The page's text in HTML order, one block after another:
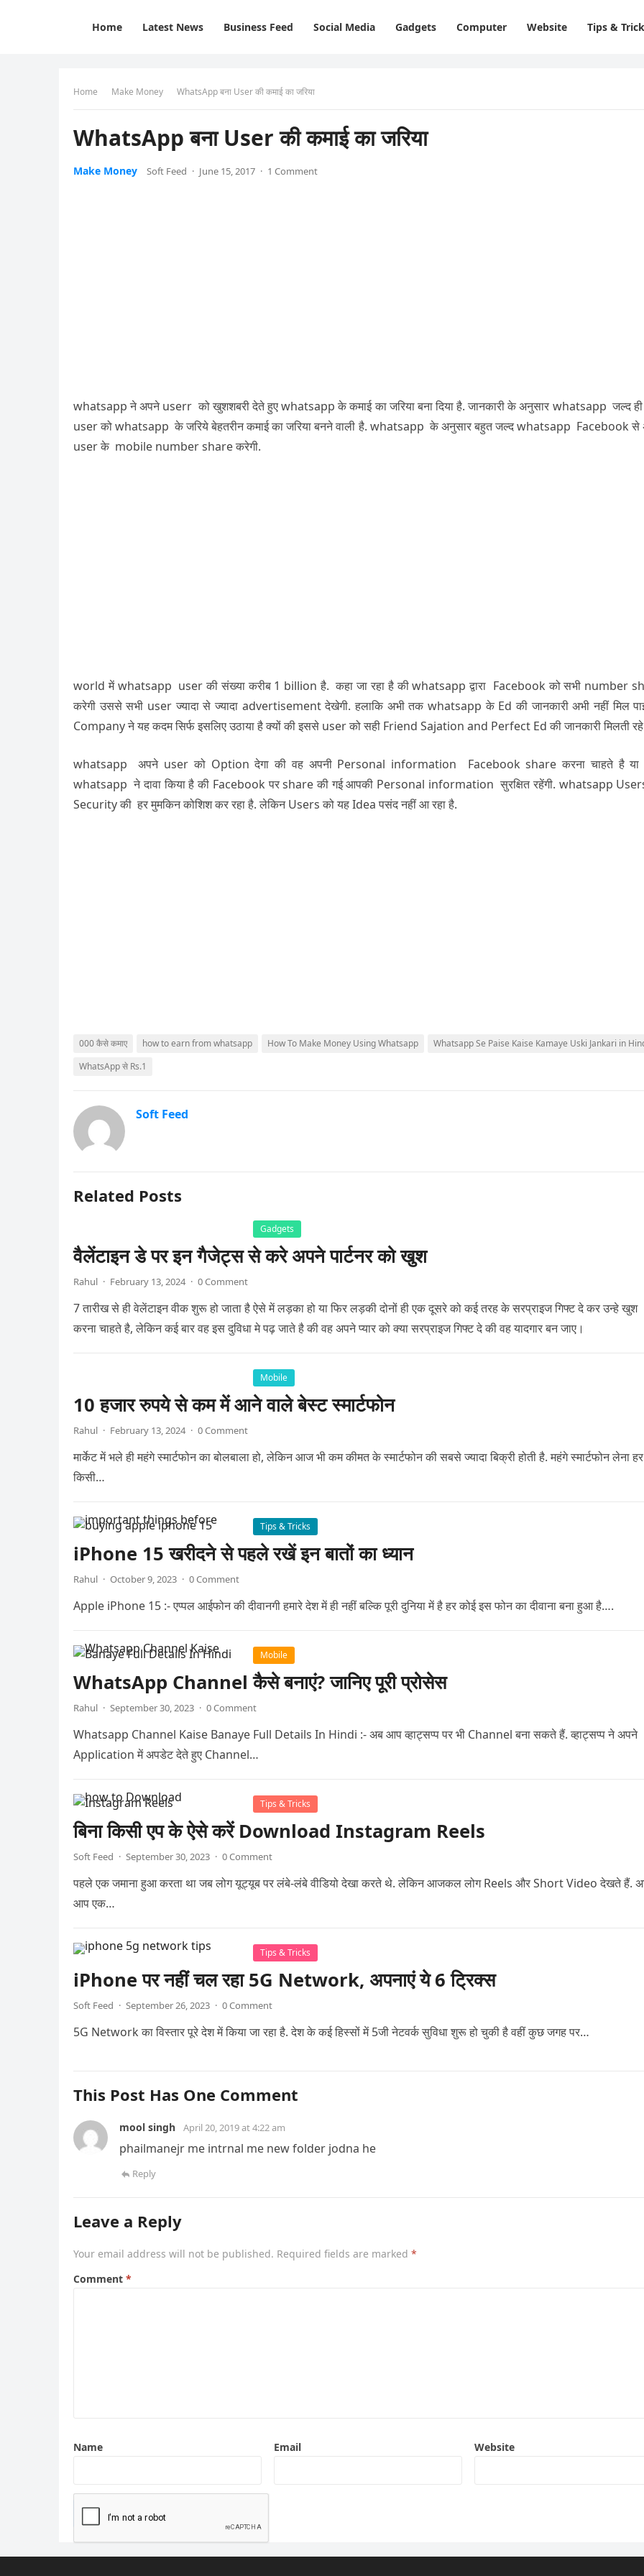
Home Latest News Business Feed Social Media Gadgets Computer Website Tips &
Home Make Money WhatsApp बना User की कमाई का जरिया
WhatsApp बना User की कमाई का जरिया
Make Money Soft Feed · June 15, 2017 · 1 Comment
whatsapp ने अपने userr को खुशशबरी देते हुए whatsapp के कमाई का जरिया बना दिया है. जानकारी के अनुसार whatsapp जल्द
user को whatsapp के जरिये बेहतरीन कमाई का जरिया बनने वाली है. whatsapp के अनुसार बहुत जल्द whatsapp Facebook से
user के mobile number share करेगी.
world में whatsapp user की संख्या करीब 1 billion है. कहा जा रहा है की whatsapp द्वारा Facebook को सभी number
करेगी उससे सभी user ज्यादा से ज्यादा advertisement देखेगी. हलाकि अभी तक whatsapp के Ed की जानकारी अभी नहीं मिल
Company ने यह कदम सिर्फ इसलिए उठाया है क्यों की इससे user को सही Friend Sajation and Perfect Ed की जानकारी मिलती
whatsapp अपने user को Option देगा की वह अपनी Personal information Facebook share करना चाहते है या
whatsapp ने दावा किया है की Facebook पर share की गई आपकी Personal information सुरक्षित रहेंगी. whatsapp
Security की हर मुमकिन कोशिश कर रहा है. लेकिन Users को यह Idea पसंद नहीं आ रहा है.
000 कैसे कमाए how to earn from whatsapp How To Make Money Using Whatsapp
Whatsapp Se Paise Kaise Kamaye Uski Jankari in
WhatsApp से Rs.1
Soft Feed
Related Posts
Gadgets
वैलेंटाइन डे पर इन गैजेट्स से करे अपने पार्टनर को खुश
Rahul · February 13, 2024 · 0 Comment
7 तारीख से ही वेलेंटाइन वीक शुरू हो जाता है ऐसे में लड़का हो या फिर लड़की दोनों ही एक दूसरे को कई तरह के सरप्राइज गिफ्ट दे कर उन्हे खुश
करना चाहते है, लेकिन कई बार वह इस दुविधा मे पढ़ जाते है की वह अपने प्यार को क्या सरप्राइज गिफ्ट दे की वह यादगार बन जाए।
Mobile
10 हजार रुपये से कम में आने वाले बेस्ट स्मार्टफोन
Rahul · February 13, 2024 · 0 Comment
मार्केट में भले ही महंगे स्मार्टफोन का बोलबाला हो, लेकिन आज भी कम कीमत के स्मार्टफोन की सबसे ज्यादा बिक्री होती है. महंगे स्मार्टफोन लेना हर
किसी…
Tips & Tricks
iPhone 15 खरीदने से पहले रखें इन बातों का ध्यान
Rahul · October 9, 2023 · 0 Comment
Apple iPhone 15 :- एप्पल आईफोन की दीवानगी हमारे देश में ही नहीं बल्कि पूरी दुनिया में है हर कोई इस फोन का दीवाना बना हुआ है….
Mobile
WhatsApp Channel कैसे बनाएं? जानिए पूरी प्रोसेस
Rahul · September 30, 2023 · 0 Comment
Whatsapp Channel Kaise Banaye Full Details In Hindi :- अब आप व्हाट्सप्प पर भी Channel बना सकते हैं. व्हाट्सप्प ने अपने
Application में अपडेट देते हुए Channel…
Tips & Tricks
बिना किसी एप के ऐसे करें Download Instagram Reels
Soft Feed · September 30, 2023 · 0 Comment
पहले एक जमाना हुआ करता था जब लोग यूट्यूब पर लंबे-लंबे वीडियो देखा करते थे. लेकिन आजकल लोग Reels और Short Video देखते हैं.
आप एक…
Tips & Tricks
iPhone पर नहीं चल रहा 5G Network, अपनाएं ये 6 ट्रिक्स
Soft Feed · September 26, 2023 · 0 Comment
5G Network का विस्तार पूरे देश में किया जा रहा है. देश के कई हिस्सों में 5जी नेटवर्क सुविधा शुरू हो चुकी है वहीं कुछ जगह पर…
This Post Has One Comment
mool singh April 20, 2019 at 4:22 am
phailmanejr me intrnal me new folder jodna he
Reply
Leave a Reply
Your email address will not be published. Required fields are marked *
Comment *
Name Email Website